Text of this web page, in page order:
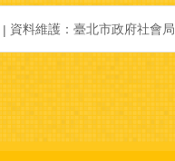
資料維護： 臺北市政府社會局